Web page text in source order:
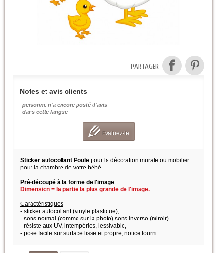
PARTAGER
Notes et avis clients
personne n'a encore posté d'avis
dans cette langue
Evaluez-le
Sticker autocollant Poule pour la décoration murale ou mobilier
pour la chambre de votre bébé.
Pré-découpé à la forme de l'image
Dimension = la partie la plus grande de l'image.
Caractéristiques
- sticker autocollant (vinyle plastique),
- sens normal (comme sur la photo) sens inverse (miroir)
- résiste aux UV, intempéries, lessivable,
- pose facile sur surface lisse et propre, notice fourni.